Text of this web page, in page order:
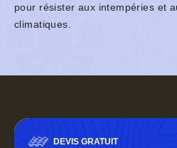
pour résister aux intempéries et
climatiques.
DEVIS GRATUIT